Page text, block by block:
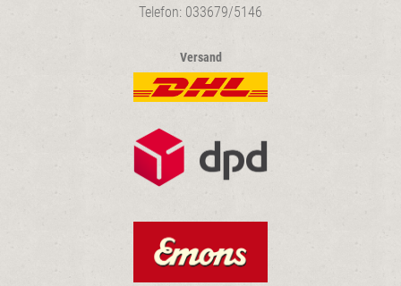
Telefon: 033679/5146
Versand